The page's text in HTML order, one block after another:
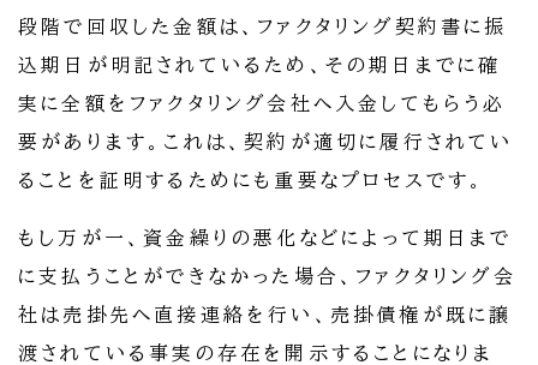
段階で回収した金額は、ファクタリング契約書に振
込期日が明記されているため、その期日までに確
実に全額をファクタリング会社へ入金してもらう必
要があります。これは、契約が適切に履行されてい
ることを証明するためにも重要なプロセスです。
もし万が一、資金繰りの悪化などによって期日まで
に支払うことができなかった場合、ファクタリング会
社は売掛先へ直接連絡を行い、売掛債権が既に譲
渡されている事実の存在を開示することになりま